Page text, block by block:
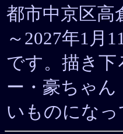
都市中京区高
～2027年1月
です。描き
ー・豪ちゃ
いものになっ